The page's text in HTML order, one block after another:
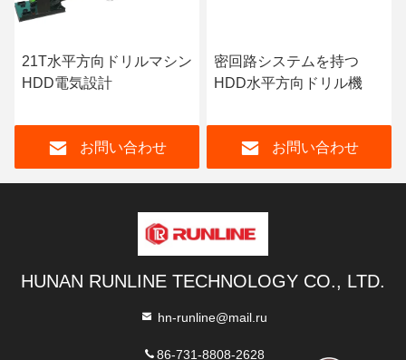
21T水平方向ドリルマシン
HDD電気設計
お問い合わせ
密回路システムを持つ
HDD水平方向ドリル機
お問い合わせ
HUNAN RUNLINE TECHNOLOGY CO., LTD.
hn-runline@mail.ru
86-731-8808-2628